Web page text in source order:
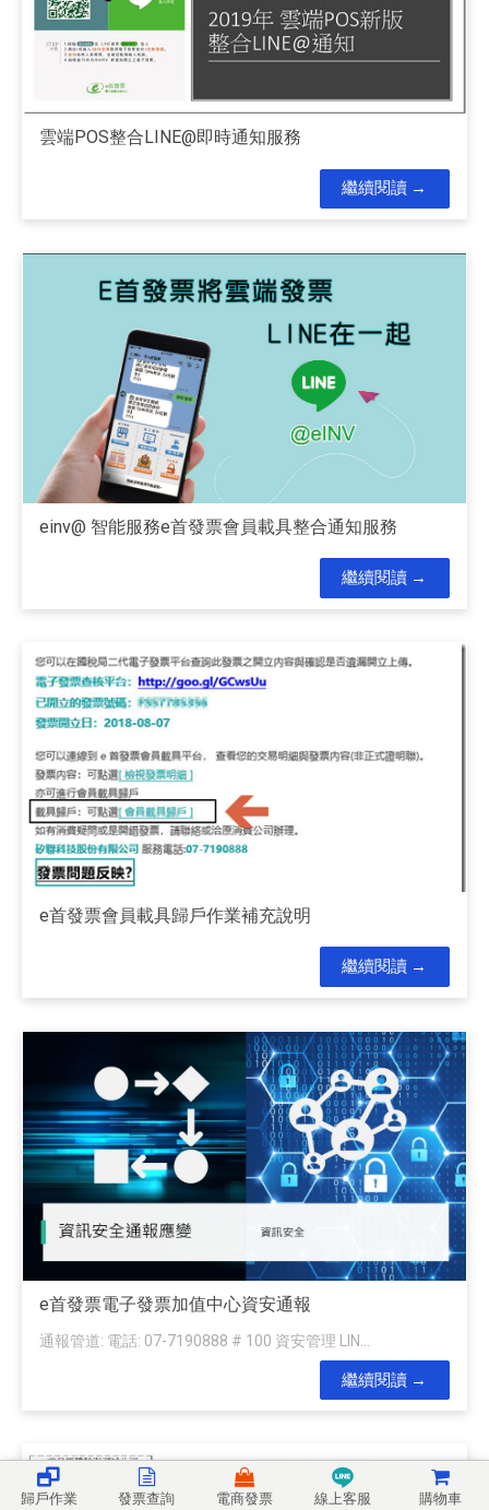
歸戶作業 發票查詢 電商發票 線上客服 購物車
雲端POS整合LINE@即時通知服務
繼續閱讀
einv@ 智能服務e首發票會員載具整合通知服務
繼續閱讀
e首發票會員載具歸戶作業補充說明
繼續閱讀
e首發票電子發票加值中心資安通報
通報管道: 電話: 07-7190888 # 100 資安管理 LIN...
繼續閱讀